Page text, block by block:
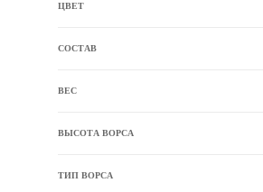
ЦВЕТ
СОСТАВ
ВЕС
ВЫСОТА ВОРСА
ТИП ВОРСА